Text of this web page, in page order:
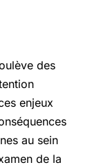
des
enjeux
au sein
de la